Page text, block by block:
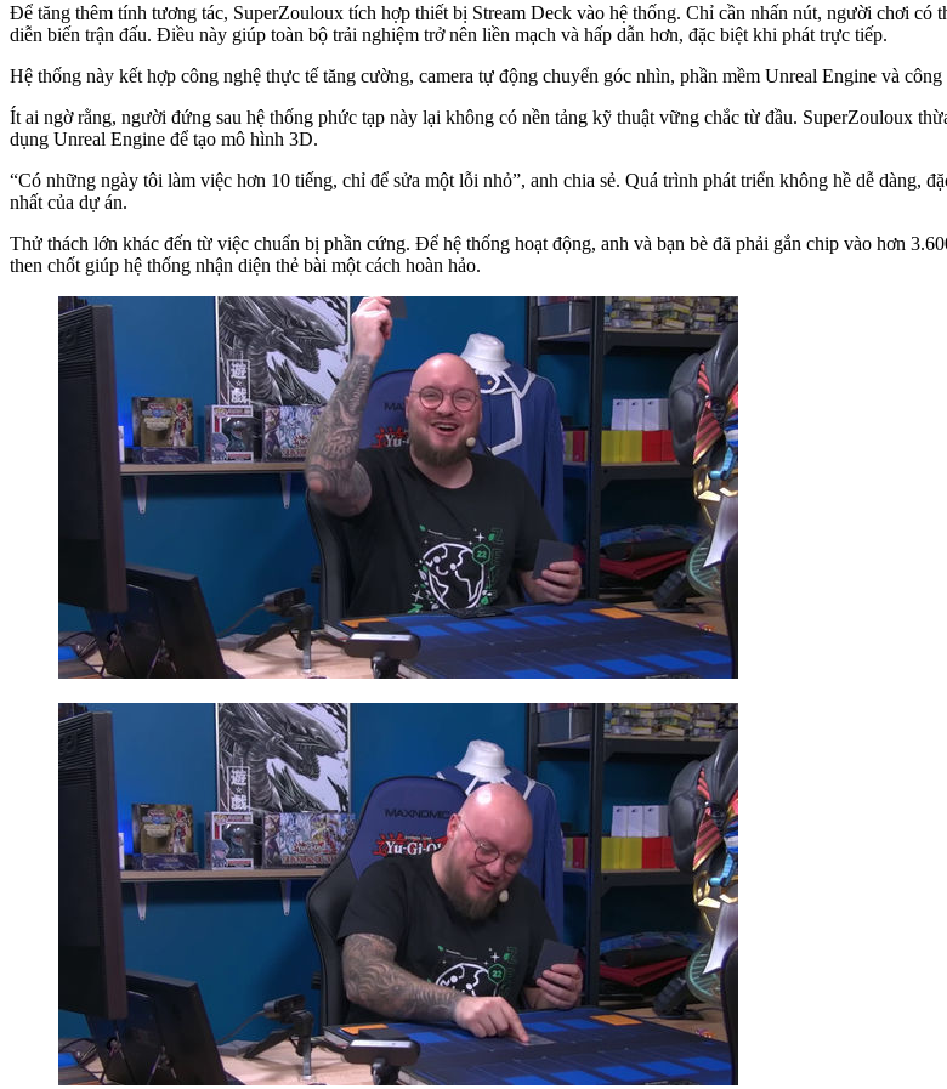
Để tăng thêm tính tương tác, SuperZouloux tích hợp thiết bị Stream Deck vào hệ thống. Chỉ cần nhấn nút, người chơi
diễn biến trận đấu. Điều này giúp toàn bộ trải nghiệm trở nên liền mạch và hấp dẫn hơn, đặc biệt khi phát trực tiếp.
Hệ thống này kết hợp công nghệ thực tế tăng cường, camera tự động chuyển góc nhìn, phần mềm Unreal Engine và
Ít ai ngờ rằng, người đứng sau hệ thống phức tạp này lại không có nền tảng kỹ thuật vững chắc từ đầu. SuperZouloux
dụng Unreal Engine để tạo mô hình 3D.
“Có những ngày tôi làm việc hơn 10 tiếng, chỉ để sửa một lỗi nhỏ”, anh chia sẻ. Quá trình phát triển không hề dễ dàng,
nhất của dự án.
Thử thách lớn khác đến từ việc chuẩn bị phần cứng. Để hệ thống hoạt động, anh và bạn bè đã phải gắn chip vào hơn
then chốt giúp hệ thống nhận diện thẻ bài một cách hoàn hảo.